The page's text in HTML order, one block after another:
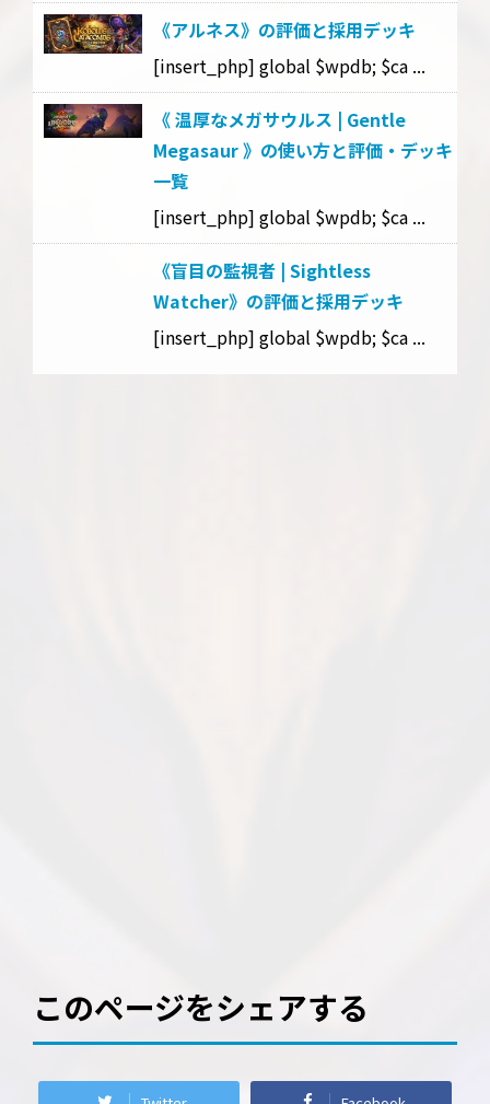
《アルネス》の評価と採用デッキ
[insert_php] global $wpdb; $ca ...
《 温厚なメガサウルス | Gentle
Megasaur 》の使い方と評価・デッキ
一覧
[insert_php] global $wpdb; $ca ...
《盲目の監視者 | Sightless
Watcher》の評価と採用デッキ
[insert_php] global $wpdb; $ca ...
このページをシェアする